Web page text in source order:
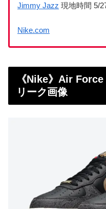
Jimmy Jazz 現地時間 5/
Nike.com
《Nike》Air
リーク画像